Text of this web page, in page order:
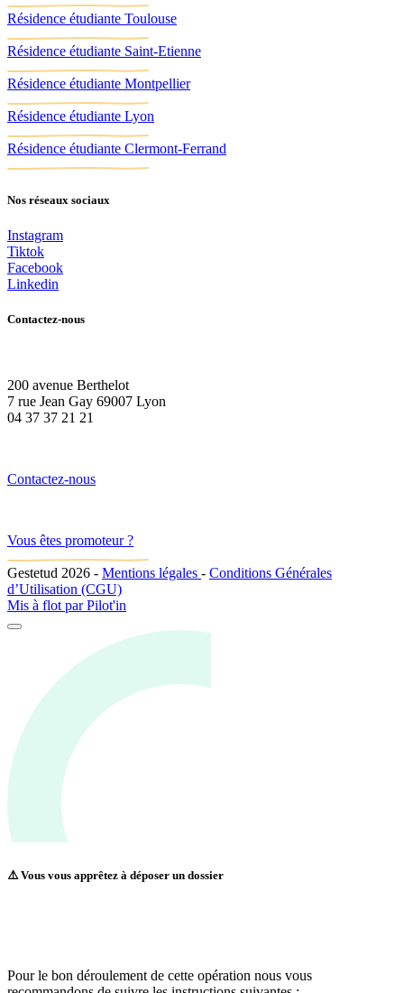
Résidence étudiante Toulouse
Résidence étudiante Saint-Etienne
Résidence étudiante Montpellier
Résidence étudiante Lyon
Résidence étudiante Clermont-Ferrand
Nos réseaux sociaux
Instagram
Tiktok
Facebook
Linkedin
Contactez-nous
200 avenue Berthelot
7 rue Jean Gay 69007 Lyon
04 37 37 21 21
Contactez-nous
Vous êtes promoteur ?
Gestetud 2026 - Mentions légales - Conditions Générales
d’Utilisation (CGU)
Mis à flot parPilot'in
⚠️ Vous vous apprêtez à déposer un dossier
Pour le bon déroulement de cette opération nous vous